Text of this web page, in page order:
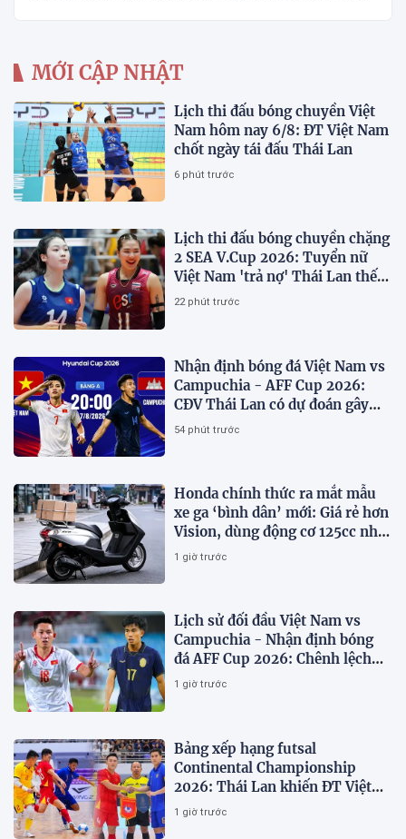
MỚI CẬP NHẬT
Lịch thi đấu bóng chuyền Việt
Nam hôm nay 6/8: ĐT Việt Nam
chốt ngày tái đấu Thái Lan
6 phút trước
Lịch thi đấu bóng chuyền chặng
2 SEA V.Cup 2026: Tuyển nữ
Việt Nam 'trả nợ' Thái Lan thế
nào?
22 phút trước
Nhận định bóng đá Việt Nam vs
Campuchia - AFF Cup 2026:
CĐV Thái Lan có dự đoán gây
sốt
54 phút trước
Honda chính thức ra mắt mẫu
xe ga ‘bình dân’ mới: Giá rẻ hơn
Vision, dùng động cơ 125cc như
SH Mode
1 giờ trước
Lịch sử đối đầu Việt Nam vs
Campuchia - Nhận định bóng
đá AFF Cup 2026: Chênh lệch
đẳng cấp
1 giờ trước
Bảng xếp hạng futsal
Continental Championship
2026: Thái Lan khiến ĐT Việt
Nam 'vỡ mộng' vô địch
1 giờ trước